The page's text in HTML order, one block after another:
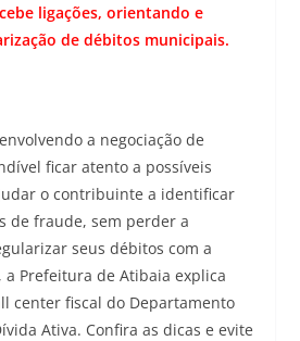
ligações, orientando e
de débitos municipais.
a negociação de
ficar atento a possíveis
o contribuinte a identificar
de fraude, sem perder a
seus débitos com a
a Prefeitura de Atibaia explica
center fiscal do Departamento
Ativa. Confira as dicas e evite